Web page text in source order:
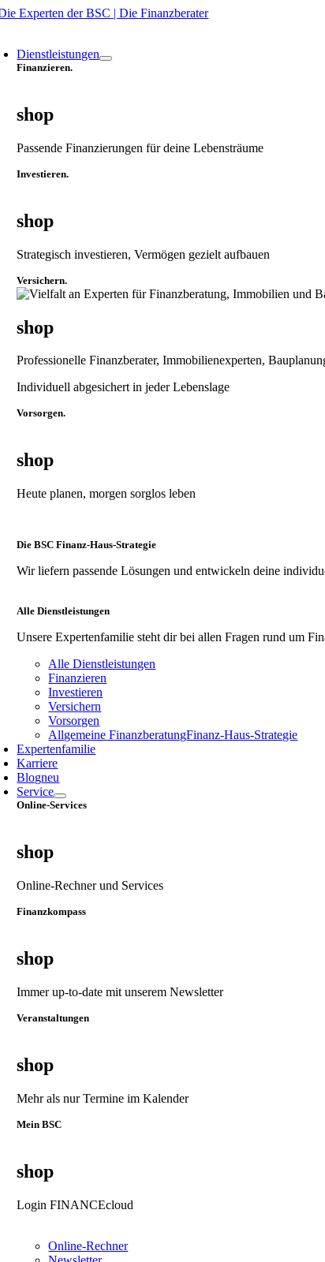
Zum
Dienstleistungen
Finanzieren.
shop
Passende Finanzierungen für deine Lebensträume
Investieren.
shop
Strategisch investieren, Vermögen gezielt aufbauen
Versichern.
shop
Professionelle Finanzberater, Immobilienexperten,
Individuell abgesichert in jeder Lebenslage
Vorsorgen.
shop
Heute planen, morgen sorglos leben
Die BSC Finanz-Haus-Strategie
Wir liefern passende Lösungen und entwickeln deine
Alle Dienstleistungen
Unsere Expertenfamilie steht dir bei allen Fragen rund um
Alle Dienstleistungen
Finanzieren
Investieren
Versichern
Vorsorgen
Allgemeine FinanzberatungFinanz‑Haus‑Strategie
Expertenfamilie
Karriere
Blogneu
Service
Online-Services
shop
Online-Rechner und Services
Finanzkompass
shop
Immer up-to-date mit unserem Newsletter
Veranstaltungen
shop
Mehr als nur Termine im Kalender
Mein BSC
shop
Login FINANCEcloud
Online-Rechner